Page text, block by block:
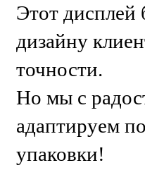
Этот дисплей
дизайну
точности.
Но мы с
адаптируем
упаковки!